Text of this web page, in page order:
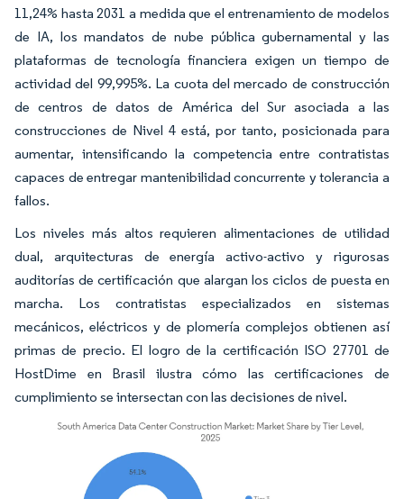
11,24% hasta 2031 a medida que el entrenamiento de modelos
de IA, los mandatos de nube pública gubernamental y las
plataformas de tecnología financiera exigen un tiempo de
actividad del 99,995%. La cuota del mercado de construcción
de centros de datos de América del Sur asociada a las
construcciones de Nivel 4 está, por tanto, posicionada para
aumentar, intensificando la competencia entre contratistas
capaces de entregar mantenibilidad concurrente y tolerancia a
fallos.
Los niveles más altos requieren alimentaciones de utilidad
dual, arquitecturas de energía activo-activo y rigurosas
auditorías de certificación que alargan los ciclos de puesta en
marcha. Los contratistas especializados en sistemas
mecánicos, eléctricos y de plomería complejos obtienen así
primas de precio. El logro de la certificación ISO 27701 de
HostDime en Brasil ilustra cómo las certificaciones de
cumplimiento se intersectan con las decisiones de nivel.